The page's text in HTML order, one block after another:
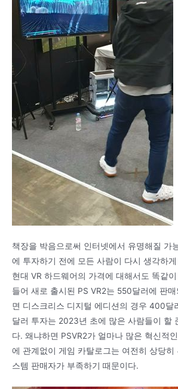
책장을 박음으로써 인터넷에서 유명해질 가
에 투자하기 전에 모든 사람이 다시 생각하
현대 VR 하드웨어의 가격에 대해서도 똑같
들어 새로 출시된 PS VR2는 550달러에 판
면 디스크리스 디지털 에디션의 경우 400달
달러 투자는 2023년 초에 많은 사람들이 할
다. 왜냐하면 PSVR2가 얼마나 많은 혁신적
에 관계없이 게임 카탈로그는 여전히 상당히
스템 판매자가 부족하기 때문이다.